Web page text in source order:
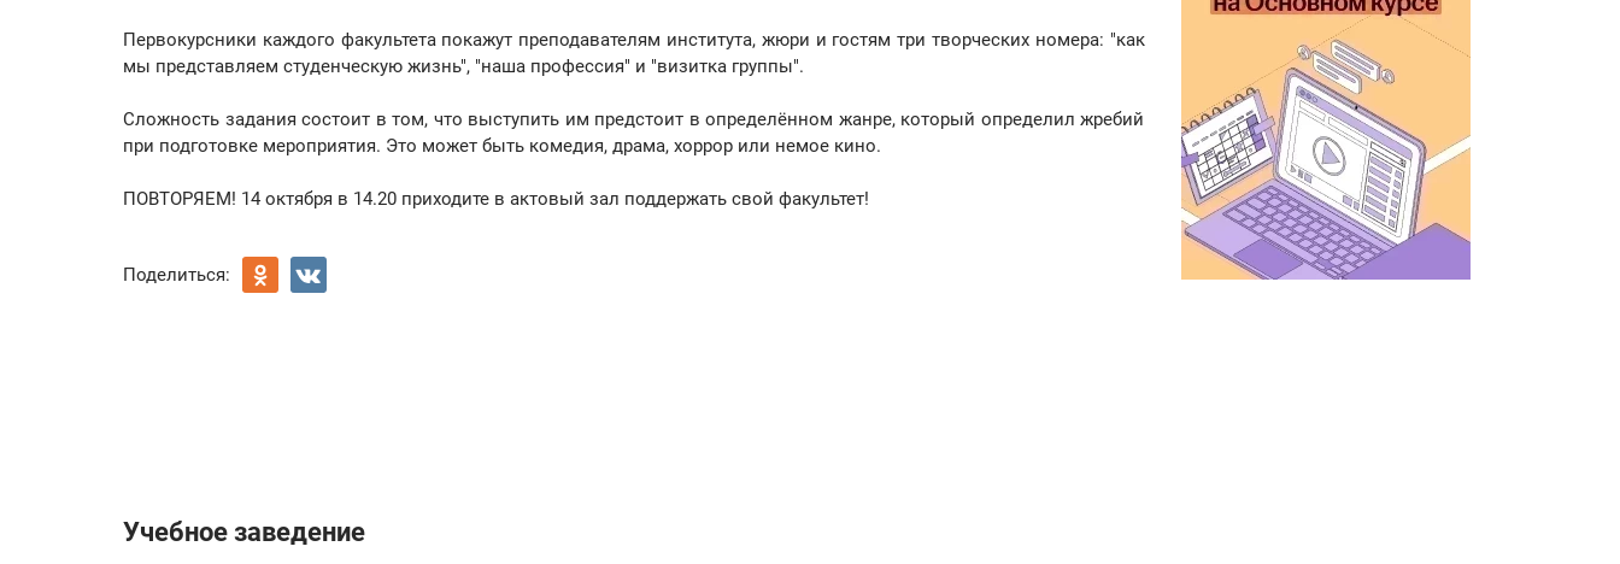
Первокурсники каждого факультета покажут преподавателям института, жюри и гостям три творческих номера: "как
мы представляем студенческую жизнь", "наша профессия" и "визитка группы".
Сложность задания состоит в том, что выступить им предстоит в определённом жанре, который определил жребий
при подготовке мероприятия. Это может быть комедия, драма, хоррор или немое кино.
ПОВТОРЯЕМ! 14 октября в 14.20 приходите в актовый зал поддержать свой факультет!
Поделиться:
Учебное заведение